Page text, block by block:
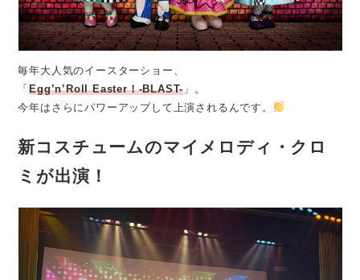
毎年大人気のイースターショー、
「Egg’n’Roll Easter！-BLAST- 」。
今年はさらにパワーアップして上演されるんです。
新コスチュームのマイメロディ ・ クロ
ミ が出演！